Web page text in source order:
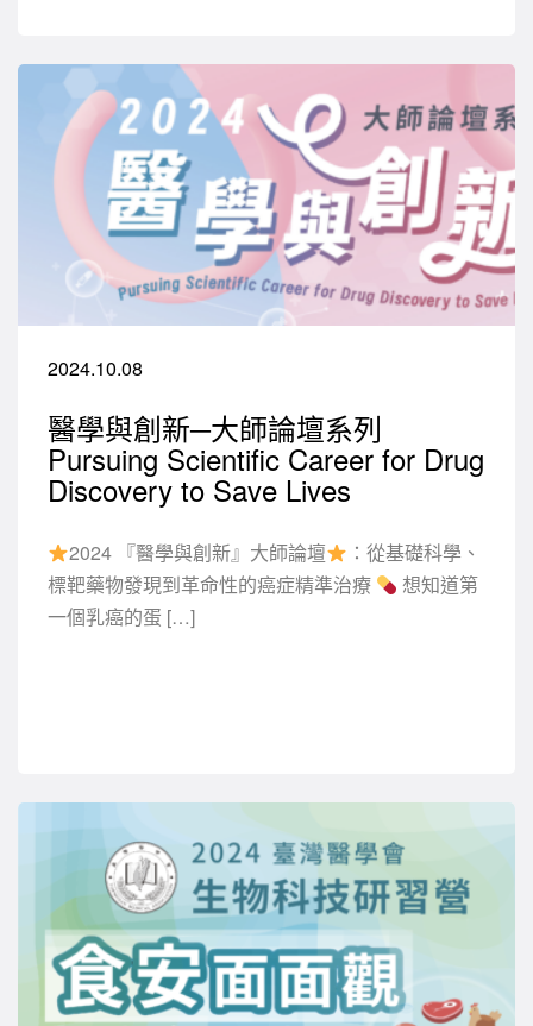
2024.10.08
醫學與創新─大師論壇系列
Pursuing Scientific Career for Drug
Discovery to Save Lives
2024 『醫學與創新』大師論壇
：從基礎科學、
標靶藥物發現到革命性的癌症精準治療
想知道第
一個乳癌的蛋 […]